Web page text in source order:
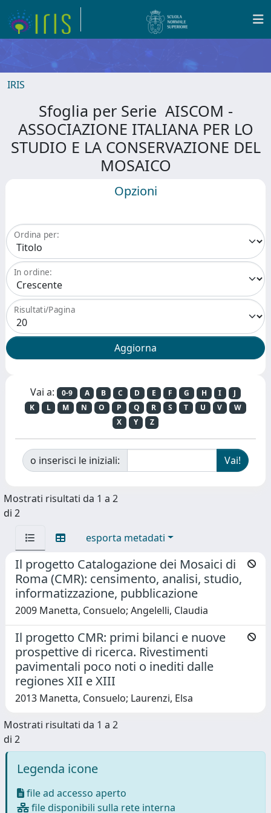
IRIS
Sfoglia per Serie AISCOM -
ASSOCIAZIONE ITALIANA PER LO
STUDIO E LA CONSERVAZIONE DEL
MOSAICO
Opzioni
Ordina per:
In ordine:
Risultati/Pagina
Vai a: 0-9 A B C D E F G H I
J
K
L M N O P Q R S T U V
W
X
Y Z
o inserisci le iniziali:
Mostrati risultati da 1 a 2
di 2
esporta metadati
Il progetto Catalogazione dei Mosaici di
Roma (CMR): censimento, analisi, studio,
informatizzazione, pubblicazione
2009 Manetta, Consuelo; Angelelli, Claudia
Il progetto CMR: primi bilanci e nuove
prospettive di ricerca. Rivestimenti
pavimentali poco noti o inediti dalle
regiones XII e XIII
2013 Manetta, Consuelo; Laurenzi, Elsa
Mostrati risultati da 1 a 2
di 2
Legenda icone
file ad accesso aperto
file disponibili sulla rete interna